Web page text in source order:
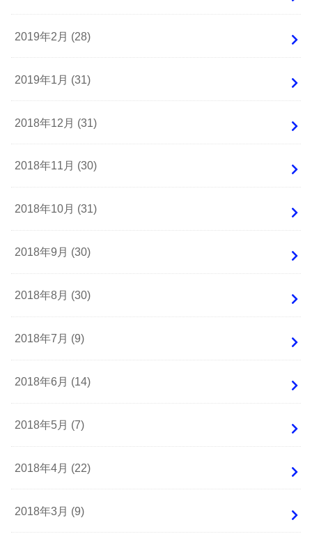
2019年2月 (28)
2019年1月 (31)
2018年12月 (31)
2018年11月 (30)
2018年10月 (31)
2018年9月 (30)
2018年8月 (30)
2018年7月 (9)
2018年6月 (14)
2018年5月 (7)
2018年4月 (22)
2018年3月 (9)